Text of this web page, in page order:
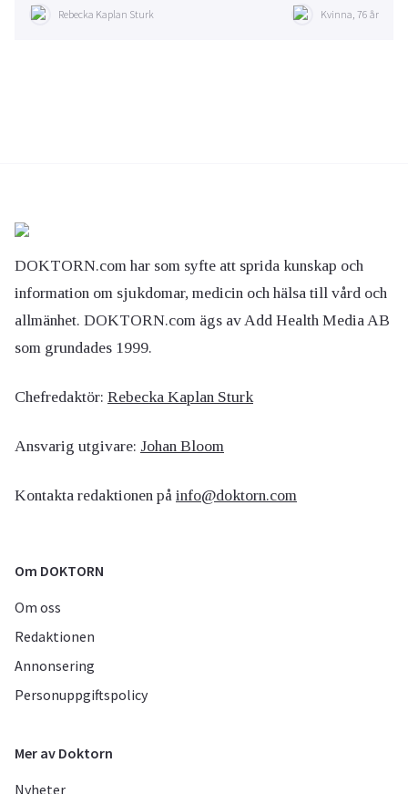
Rebecka Kaplan Sturk Kvinna, 76 år
DOKTORN.com har som syfte att sprida kunskap och
information om sjukdomar, medicin och hälsa till vård och
allmänhet. DOKTORN.com ägs av Add Health Media AB
som grundades 1999.
Chefredaktör: Rebecka Kaplan Sturk
Ansvarig utgivare: Johan Bloom
Kontakta redaktionen på info@doktorn.com
Om DOKTORN
Om oss
Redaktionen
Annonsering
Personuppgiftspolicy
Mer av Doktorn
Nyheter